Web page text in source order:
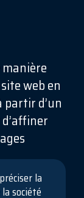
web en
partir d’un
la
société